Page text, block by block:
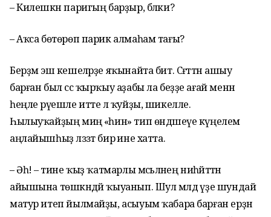
– Килешкән паригың барҙыр, бәлки?
– Аҡса бөтөрөп парик алмаһам тағы?
Берҙәм эш кешеләрҙе яҡынайта бит. Сәғәттән ашыу
барған был сәс ҡырҡыу аҙабы ла беҙҙе ағай менән
һеңле рәүешле итте лә ҡуйҙы, шикелле.
Һылыуҡайҙың миңә «һин» тип өндәшеүе күңелемә
аңлайышһыҙ ләззәт бирә ине хатта.
– Әһә! – тине ҡыҙ ҡатмарлы мәсьәләнең ниһәйәттән
айышына төшкәндәй ҡыуанып. Шул мәлдә үҙе шундай
матур итеп йылмайҙы, асыуым ҡабара барған ерҙән